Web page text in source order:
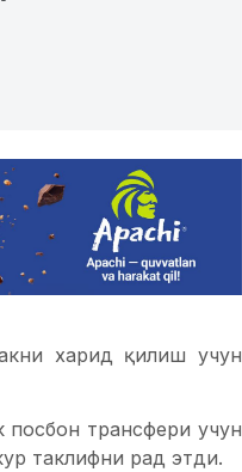
харид қилиш учун
посбон трансфери учун
таклифни рад этди.